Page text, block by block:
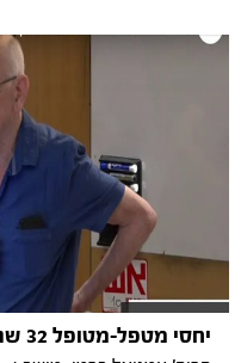
יחסי מטפל-מטופל 32 שנים מאוחר יותר